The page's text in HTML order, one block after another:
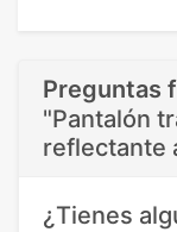
Preguntas
"Pantalón
reflectante
¿Tienes